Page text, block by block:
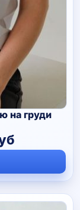
на груди
Диапазон
цен:
1
520 руб
–